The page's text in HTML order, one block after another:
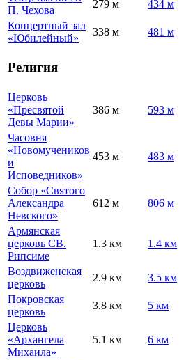
П. Чехова
279 м 434 м
Концертный зал
«Юбилейный»
338 м 481 м
Религия
Церковь
«Пресвятой
Девы Марии»
386 м 593 м
Часовня
«Новомучеников
и
Исповедников»
453 м 483 м
Собор «Святого
Александра
Невского»
612 м 806 м
Армянская
церковь СВ.
Рипсиме
1.3 км 1.4 км
Воздвиженская
церковь
2.9 км 3.5 км
Покровская
церковь
3.8 км 5 км
Церковь
«Архангела
Михаила»
5.1 км 6 км